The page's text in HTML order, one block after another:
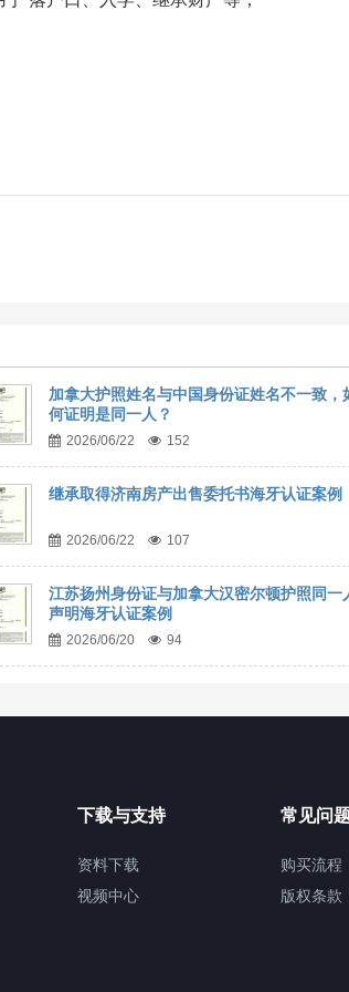
加拿大护照姓名与中国身份证姓名不一致，
何证明是同一人？
2026/06/22 152
继承取得济南房产出售委托书海牙认证案例
2026/06/22 107
江苏扬州身份证与加拿大汉密尔顿护照同一
声明海牙认证案例
2026/06/20 94
下载与支持
资料下载
视频中心
常见问
购买流程
版权条款